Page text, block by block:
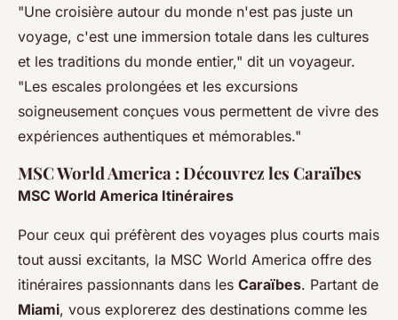
"Une croisière autour du monde n'est pas juste un
voyage, c'est une immersion totale dans les cultures
et les traditions du monde entier," dit un voyageur.
"Les escales prolongées et les excursions
soigneusement conçues vous permettent de vivre des
expériences authentiques et mémorables."
MSC World America : Découvrez les Caraïbes
MSC World America Itinéraires
Pour ceux qui préfèrent des voyages plus courts mais
tout aussi excitants, la MSC World America offre des
itinéraires passionnants dans les Caraïbes. Partant de
Miami, vous explorerez des destinations comme les